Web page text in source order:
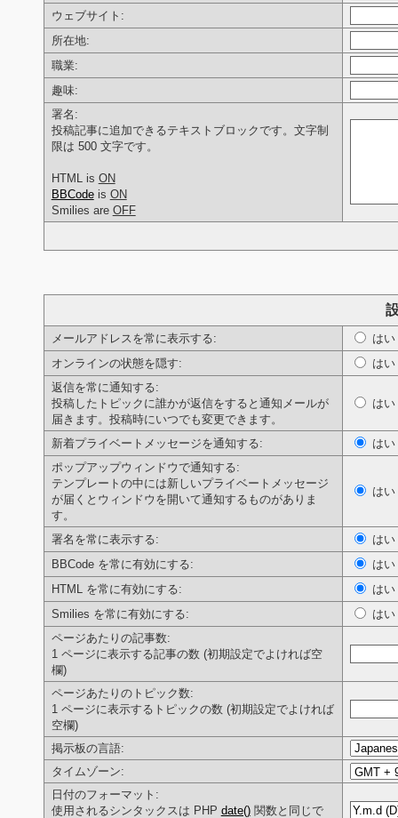
ウェブサイト:
所在地:
職業:
趣味:
署名:
投稿記事に追加できるテキストブロックです。文字制
限は 500 文字です。
HTML is ON
BBCodeis ON
Smilies are OFF
メールアドレスを常に表示する:
は
オンラインの状態を隠す:
は
返信を常に通知する:
投稿したトピックに誰かが返信をすると通知メールが
届きます。投稿時にいつでも変更できます。
は
新着プライベートメッセージを通知する:
は
ポップアップウィンドウで通知する:
テンプレートの中には新しいプライベートメッセージ
が届くとウィンドウを開いて通知するものがありま
す。
は
署名を常に表示する:
は
BBCode を常に有効にする:
は
HTML を常に有効にする:
は
Smilies を常に有効にする:
は
ページあたりの記事数:
1 ページに表示する記事の数 (初期設定でよければ空
欄)
ページあたりのトピック数:
1 ページに表示するトピックの数 (初期設定でよければ
空欄)
掲示板の言語:
タイムゾーン:
日付のフォーマット:
使用されるシンタックスは PHP date()関数と同じで